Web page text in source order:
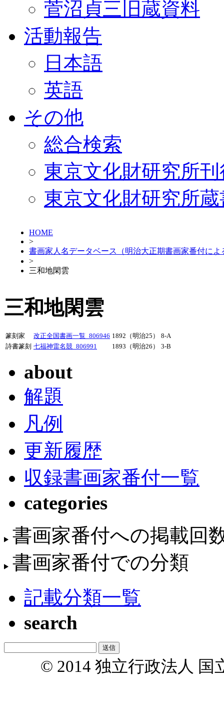
菅沼貞三旧蔵資料
活動報告
日本語
英語
その他
総合検索
東京文化財研究所
東京文化財研究所
HOME
>
書画家人名データベース（明治大正期書画家番付によ
>
三和地閑雲
三和地閑雲
篆刻家 改正全国書画一覧_806946 1892（明治25）
8-A
詩書篆刻 七福神雷名競_806991 1893（明治26） 3-B
about
解題
凡例
更新履歴
収録書画家番付一覧
categories
書画家番付への掲載回
書画家番付での分類
記載分類一覧
search
© 2014 独立行政法人 国